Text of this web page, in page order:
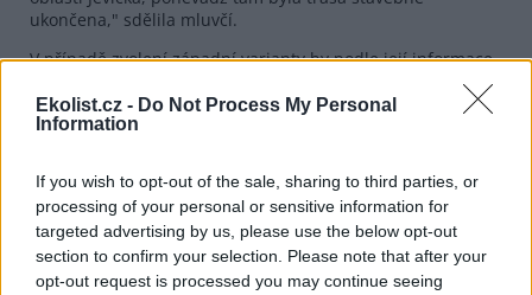
Ekolist.cz - Do Not Process My Personal
Information
If you wish to opt-out of the sale, sharing to third parties, or
processing of your personal or sensitive information for
targeted advertising by us, please use the below opt-out
section to confirm your selection. Please note that after your
opt-out request is processed you may continue seeing
ukončena," sdělila mluvčí.
V případě zvolení západní varianty by podle její informace
eliminovány střety se zástavbou. "V městečku Trnávka by
musela projít prolukou zástavby, v Rozstání by procházela
tři křižovatky v Jevíčku, Trnávce a Starém Městě. Druhou
možností je trasa východní. V tom případě by v obci
Mezihoří došlo ke křížení tratí a u Dětřichova by byl nutný
obchvat. Křižovatky by se měly nacházet v Mezihoří a
Borušově," upřesnila Scholzová.